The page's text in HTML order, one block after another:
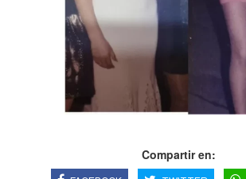
Compartir en: